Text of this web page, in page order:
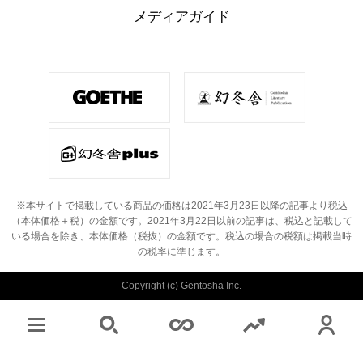
メディアガイド
※本サイトで掲載している商品の価格は2021年3月23日以降の記事より税込
（本体価格＋税）の金額です。
2021年3月22日以前の記事は、税込と記載して
いる場合を除き、本体価格（税抜）の金額です。 税込の場合の税額は掲載当時
の税率に準じます。
Copyright (c) Gentosha Inc.